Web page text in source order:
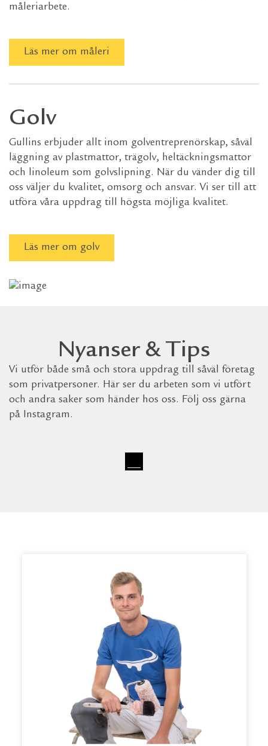
måleriarbete.
Läs mer om måleri
Golv
Gullins erbjuder allt inom golventreprenörskap, såväl
läggning av plastmattor, trägolv, heltäckningsmattor
och linoleum som golvslipning. När du vänder dig till
oss väljer du kvalitet, omsorg och ansvar. Vi ser till att
utföra våra uppdrag till högsta möjliga kvalitet.
Läs mer om golv
Nyanser & Tips
Vi utför både små och stora uppdrag till såväl företag
som privatpersoner. Här ser du arbeten som vi utfört
och andra saker som händer hos oss. Följ oss gärna
på Instagram.